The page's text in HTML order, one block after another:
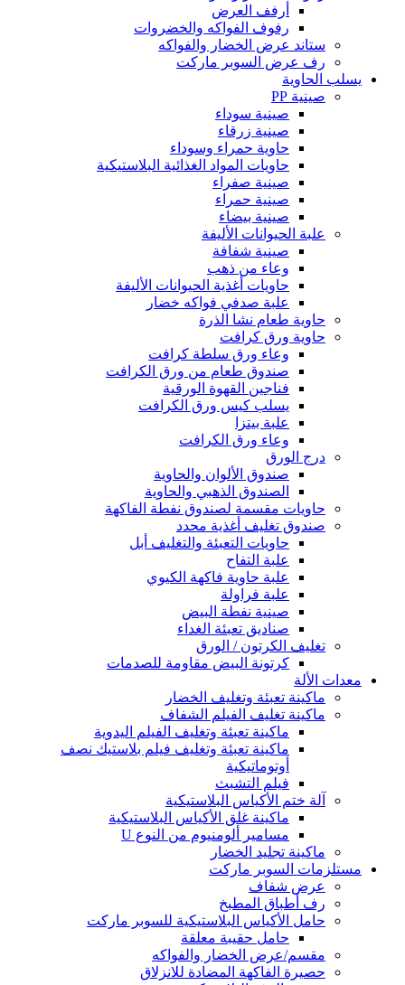
أرفف العرض
رفوف الفواكه والخضروات
ستاند عرض الخضار والفواكه
رف عرض السوبر ماركت
يسلب الحاوية
صينية PP
صينية سوداء
صينية زرقاء
حاوية حمراء وسوداء
حاويات المواد الغذائية البلاستيكية
صينية صفراء
صينية حمراء
صينية بيضاء
علبة الحيوانات الأليفة
صينية شفافة
وعاء من ذهب
حاويات أغذية الحيوانات الأليفة
علبة صدفي فواكه خضار
حاوية طعام نشا الذرة
حاوية ورق كرافت
وعاء ورق سلطة كرافت
صندوق طعام من ورق الكرافت
فناجين القهوة الورقية
يسلب كيس ورق الكرافت
علبة بيتزا
وعاء ورق الكرافت
درج الورق
صندوق الألوان والحاوية
الصندوق الذهبي والحاوية
حاويات مقسمة لصندوق نفطة الفاكهة
صندوق تغليف أغذية محدد
حاويات التعبئة والتغليف أبل
علبة التفاح
علبة حاوية فاكهة الكيوي
علبة فراولة
صينية نفطة البيض
صناديق تعبئة الغداء
تغليف الكرتون / الورق
كرتونة البيض مقاومة للصدمات
معدات الألة
ماكينة تعبئة وتغليف الخضار
ماكينة تغليف الفيلم الشفاف
ماكينة تعبئة وتغليف الفيلم اليدوية
ماكينة تعبئة وتغليف فيلم بلاستيك نصف
أوتوماتيكية
فيلم التشبث
آلة ختم الأكياس البلاستيكية
ماكينة غلق الأكياس البلاستيكية
مسامير ألومنيوم من النوع U
ماكينة تجليد الخضار
مستلزمات السوبر ماركت
عرض شفاف
رف أطباق المطبخ
حامل الأكياس البلاستيكية للسوبر ماركت
حامل حقيبة معلقة
مقسم/عرض الخضار والفواكه
حصيرة الفاكهة المضادة للانزلاق